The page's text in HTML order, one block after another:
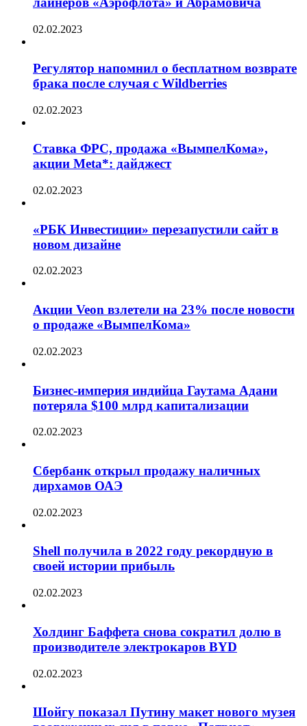
02.02.2023
Регулятор напомнил о бесплатном возврате
брака после случая с Wildberries
02.02.2023
Ставка ФРС, продажа «ВымпелКома»,
акции Meta*: дайджест
02.02.2023
«РБК Инвестиции» перезапустили сайт в
новом дизайне
02.02.2023
Акции Veon взлетели на 23% после новости
о продаже «ВымпелКома»
02.02.2023
Бизнес-империя индийца Гаутама Адани
потеряла $100 млрд капитализации
02.02.2023
Сбербанк открыл продажу наличных
дирхамов ОАЭ
02.02.2023
Shell получила в 2022 году рекордную в
своей истории прибыль
02.02.2023
Холдинг Баффета снова сократил долю в
производителе электрокаров BYD
02.02.2023
Шойгу показал Путину макет нового музея